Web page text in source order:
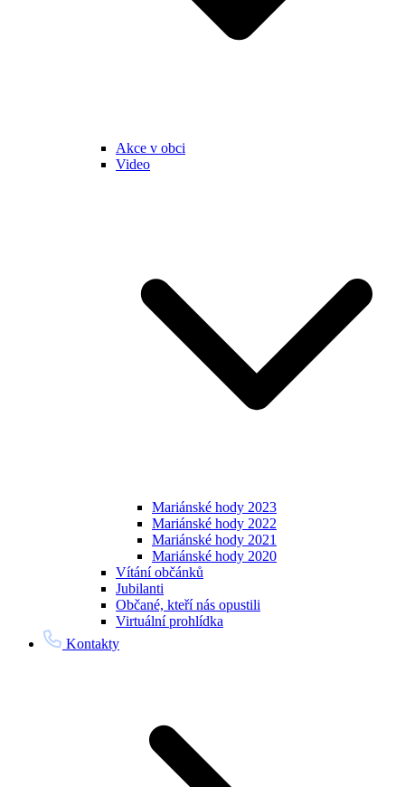
Akce v obci
Video
Mariánské hody 2023
Mariánské hody 2022
Mariánské hody 2021
Mariánské hody 2020
Vítání občánků
Jubilanti
Občané, kteří nás opustili
Virtuální prohlídka
Kontakty